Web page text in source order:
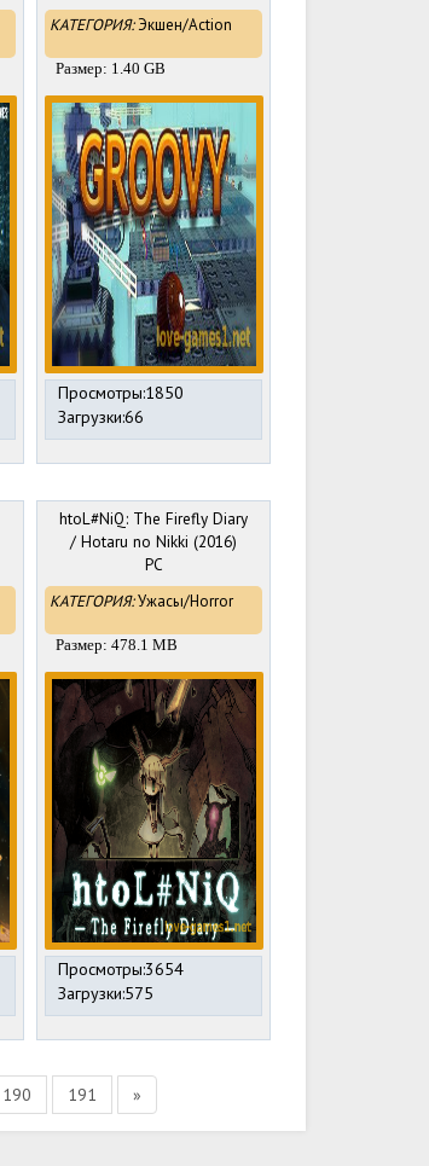
КАТЕГОРИЯ:Экшен/Action
Размер: 1.40 GB
Просмотры:1850
Загрузки:66
htoL#NiQ: The Firefly Diary
/ Hotaru no Nikki (2016)
PC
КАТЕГОРИЯ:Ужасы/Horror
Размер: 478.1 MB
Просмотры:3654
Загрузки:575
190 191 »